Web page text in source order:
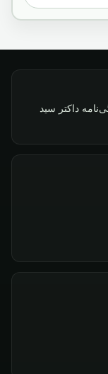
داکتر سید